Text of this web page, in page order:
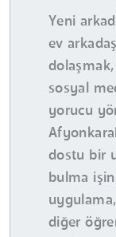
Yeni
ev
sosyal
yorucu
dostu bir
bulma
diğer